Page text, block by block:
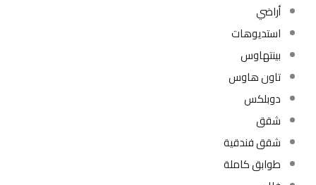
أراضي
استديوهات
بينتهاوس
تاون هاوس
دوبلكس
شقق
شقق فندقية
طوابق كاملة